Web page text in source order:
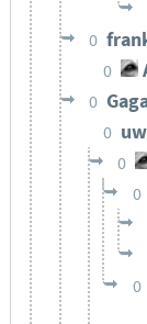
0
0
0
0
0
0
0